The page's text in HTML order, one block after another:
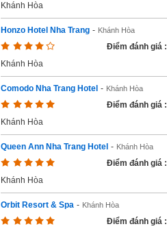
Khánh Hòa
Honzo Hotel Nha Trang - Khánh Hòa
Điểm đánh giá :
Khánh Hòa
Comodo Nha Trang Hotel - Khánh Hòa
Điểm đánh giá :
Khánh Hòa
Queen Ann Nha Trang Hotel - Khánh Hòa
Điểm đánh giá :
Khánh Hòa
Orbit Resort & Spa - Khánh Hòa
Điểm đánh giá :